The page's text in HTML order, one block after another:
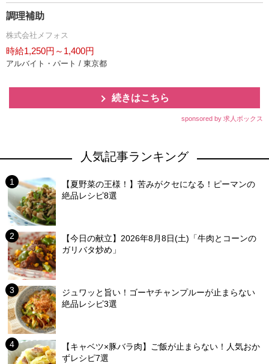
調理補助
株式会社メフォス
時給1,250円～1,400円
アルバイト・パート / 東京都
続きはこちら
sponsored by 求人ボックス
人気記事ランキング
【夏野菜の王様！】苦みがクセになる！ピーマンの
絶品レシピ8選
【今日の献立】2026年8月8日(土)「牛肉とコーンの
ガリバタ炒め」
ジュワッと旨い！ゴーヤチャンプルーが止まらない
絶品レシピ3選
【キャベツ×豚バラ肉】ご飯が止まらない！人気おか
ずレシピ7選